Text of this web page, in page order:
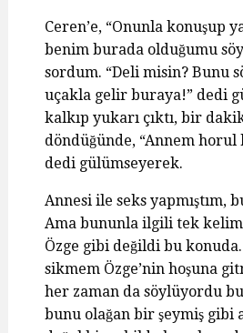
Ceren’e, “Onunla konuşup
benim burada olduğumu
sordum. “Deli misin? Bunu
uçakla gelir buraya!” dedi
kalkıp yukarı çıktı, bir
döndüğünde, “Annem
dedi gülümseyerek.
Annesi ile seks yapmıştım,
Ama bununla ilgili tek
Özge gibi değildi bu
sikmem Özge’nin hoşuna
her zaman da söylüyordu
bunu olağan bir şeymiş gibi